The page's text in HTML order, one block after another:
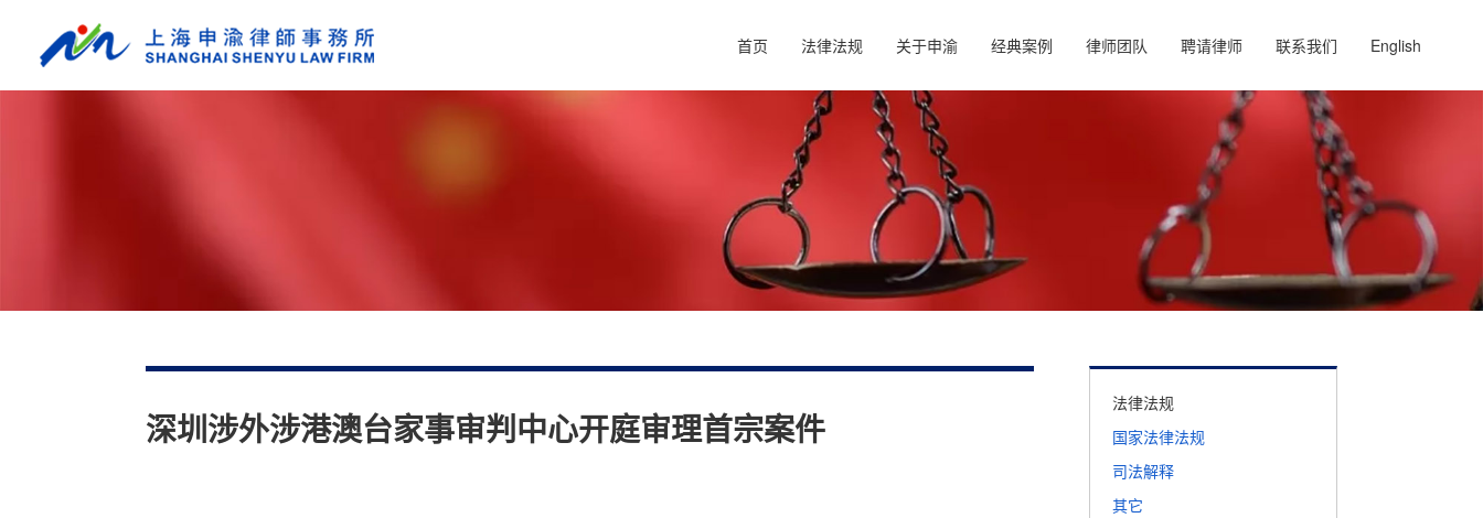
首页 法律法规 关于申渝 经典案例 律师团队 聘请律师 联系我们 English
深圳涉外涉港澳台家事审判中心开庭审理首宗案件
法律法规
国家法律法规
司法解释
其它